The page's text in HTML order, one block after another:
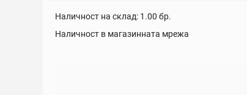
Наличност на склад: 1.00 бр.
Наличност в магазинната мрежа